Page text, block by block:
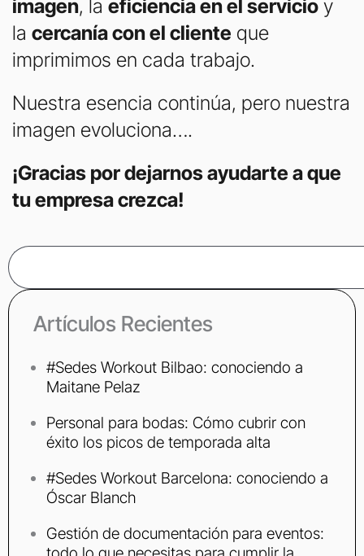
imagen, la eficiencia en el servicio y
la cercanía con el cliente que
imprimimos en cada trabajo.
Nuestra esencia continúa, pero nuestra
imagen evoluciona….
¡Gracias por dejarnos ayudarte a que
tu empresa crezca!
Buscar
Artículos Recientes
#Sedes Workout Bilbao: conociendo a
Maitane Pelaz
Personal para bodas: Cómo cubrir con
éxito los picos de temporada alta
#Sedes Workout Barcelona: conociendo a
Óscar Blanch
Gestión de documentación para eventos: